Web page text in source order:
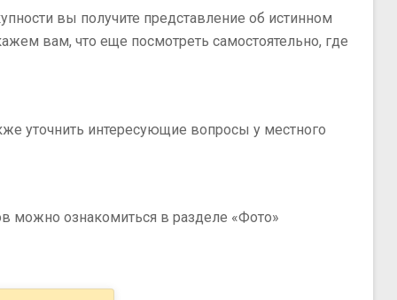
вы получите представление об истинном
вам, что еще посмотреть самостоятельно, где
уточнить интересующие вопросы у местного
можно ознакомиться в разделе «Фото»